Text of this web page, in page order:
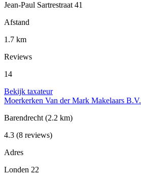
Jean-Paul Sartrestraat 41
Afstand
1.7 km
Reviews
14
Bekijk taxateur
Moerkerken Van der Mark Makelaars B.V.
Barendrecht (2.2 km)
4.3 (8 reviews)
Adres
Londen 22